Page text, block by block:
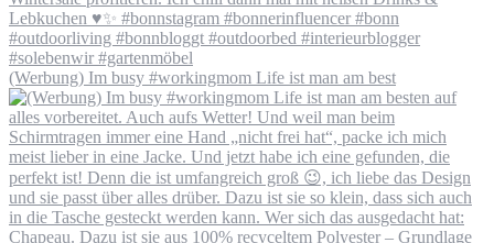
(Werbung) Im busy #workingmom Life ist man am best